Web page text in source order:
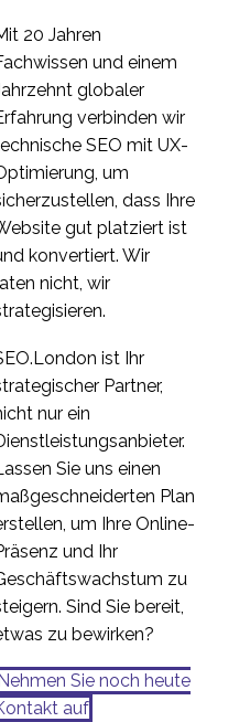
1
eines
man0
6
bei
20 Jahren
und einem
globaler
verbinden wir
SEO mit UX-
um
dass Ihre
gut platziert ist
konvertiert. Wir
nicht, wir
ist Ihr
Partner,
nur ein
Sie uns einen
Plan
um Ihre Online-
und Ihr
zu
Sind Sie bereit,
zu bewirken?
Sie noch heute
auf